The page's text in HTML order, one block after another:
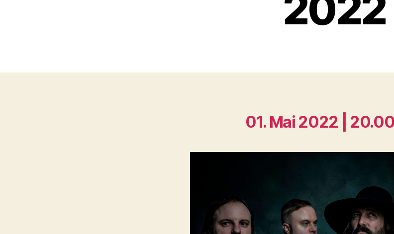
01. Mai 2022 |